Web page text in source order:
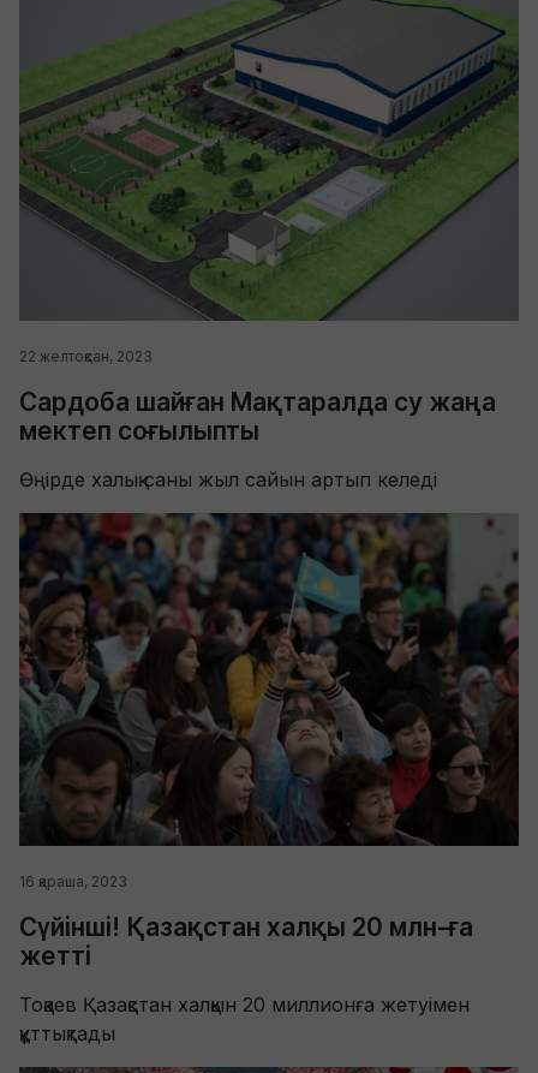
22 желтоқсан, 2023
Сардоба шайған Мақтаралда су жаңа
мектеп соғылыпты
Өңірде халық саны жыл сайын артып келеді
16 қараша, 2023
Сүйінші! Қазақстан халқы 20 млн-ға
жетті
Тоқаев Қазақстан халқын 20 миллионға жетуімен
құттықтады